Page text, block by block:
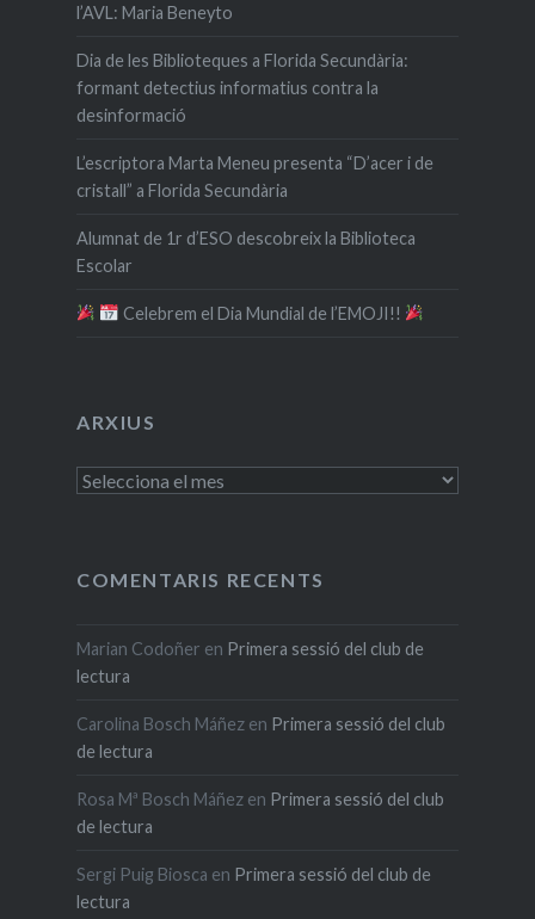
l’AVL: Maria Beneyto
Dia de les Biblioteques a Florida Secundària:
formant detectius informatius contra la
desinformació
L’escriptora Marta Meneu presenta “D’acer i de
cristall” a Florida Secundària
Alumnat de 1r d’ESO descobreix la Biblioteca
Escolar
​ Celebrem el Dia Mundial de l’EMOJI!!
ARXIUS
Arxius
COMENTARIS RECENTS
Marian Codoñer en Primera sessió del club de
lectura
Carolina Bosch Máñezen Primera sessió del club
de lectura
Rosa Mª Bosch Máñezen Primera sessió del club
de lectura
Sergi Puig Biosca en Primera sessió del club de
lectura